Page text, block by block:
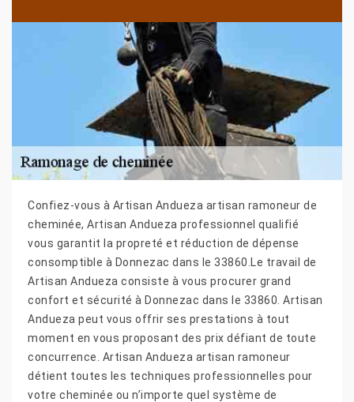
Confiez-vous à Artisan Andueza artisan ramoneur de
cheminée, Artisan Andueza professionnel qualifié
vous garantit la propreté et réduction de dépense
consomptible à Donnezac dans le 33860.Le travail de
Artisan Andueza consiste à vous procurer grand
confort et sécurité à Donnezac dans le 33860. Artisan
Andueza peut vous offrir ses prestations à tout
moment en vous proposant des prix défiant de toute
concurrence. Artisan Andueza artisan ramoneur
détient toutes les techniques professionnelles pour
votre cheminée ou n’importe quel système de